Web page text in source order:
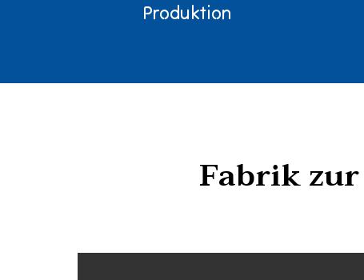
Produktion
Fabrik